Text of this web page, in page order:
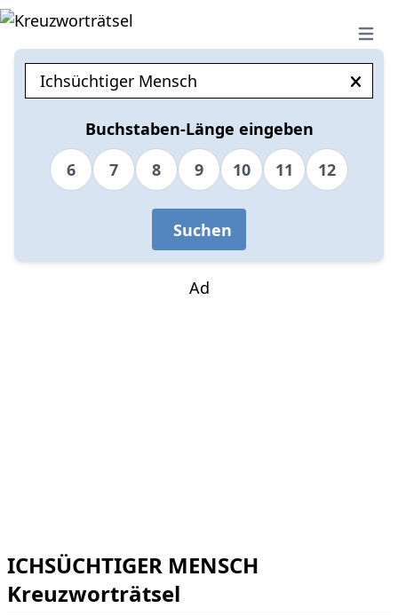
Open
Buchstaben-Länge eingeben
6
7 8 9 10 11 12
Suchen
Ad
ICHSÜCHTIGER MENSCH
Kreuzworträtsel